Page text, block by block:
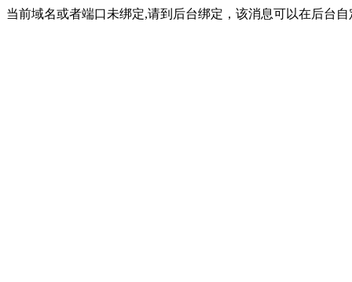
当前域名或者端口未绑定,请到后台绑定，该消息可以在后台自